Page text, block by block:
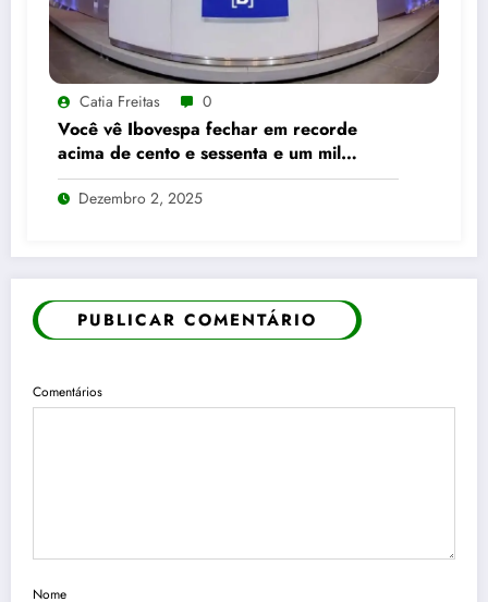
Catia Freitas 0
Você vê Ibovespa fechar em recorde
acima de cento e sessenta e um mil
pontos enquanto dólar recua para cinco
reais e trinta e três centavos
Dezembro 2, 2025
PUBLICAR COMENTÁRIO
Comentários
Nome